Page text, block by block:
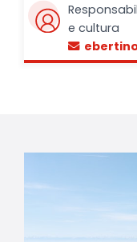
e cultura